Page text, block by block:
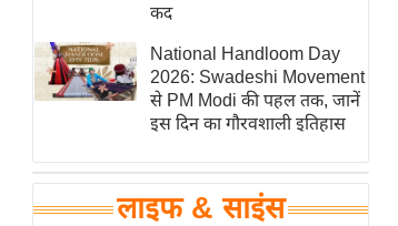
Breaking
News
लाइफस्टाइल
टेक्नॉलॉजी
घरेलू नुस्खे
पर्यटन स्थल
कद
National Handloom Day
2026: Swadeshi Movement
से PM Modi की पहल तक, जानें
इस दिन का गौरवशाली इतिहास
लाइफ & साइंस